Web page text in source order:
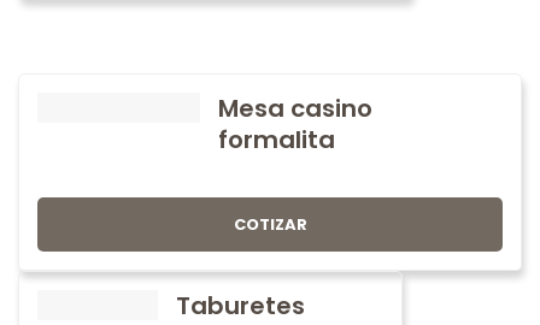
Mesa casino
formalita
COTIZAR
Taburetes